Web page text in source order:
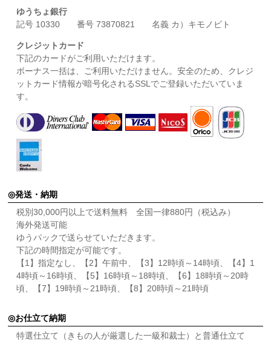
ゆうちょ銀行
記号 10330 番号 73870821 名義 カ）キモノビト
クレジットカード
下記のカードがご利用いただけます。
ボーナス一括は、ご利用いただけません。安全のため、クレジ
ットカード情報が暗号化されるSSLでご登録いただいていま
す。
発送・納期
税別30,000円以上で送料無料 全国一律880円（税込み）
海外発送可能
ゆうパックで送らせていただきます。
下記の時間指定が可能です。
【1】指定なし、【2】午前中、【3】12時頃～14時頃、【4】1
4時頃～16時頃、【5】16時頃～18時頃、【6】18時頃～20時
頃、【7】19時頃～21時頃、【8】20時頃～21時頃
お仕立て納期
特選仕立て（きもの人が厳選した一級和裁士）と普通仕立て